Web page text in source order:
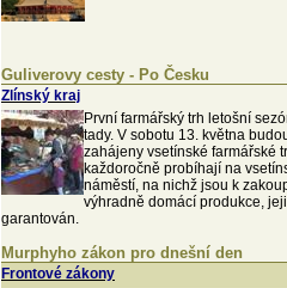
Guliverovy cesty - Po Česku
Zlínský kraj
První farmářský trh letošní
tady. V sobotu 13. května
zahájeny vsetínské farmářské
každoročně probíhají na
náměstí, na nichž jsou k
výhradně domácí produkce,
garantován.
Murphyho zákon pro dnešní den
Frontové zákony